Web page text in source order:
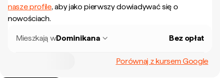
nasze profile, aby jako pierwszy dowiadywać się o
nowościach.
Mieszkają wDominikana Bez opłat
Porównaj z kursem Google